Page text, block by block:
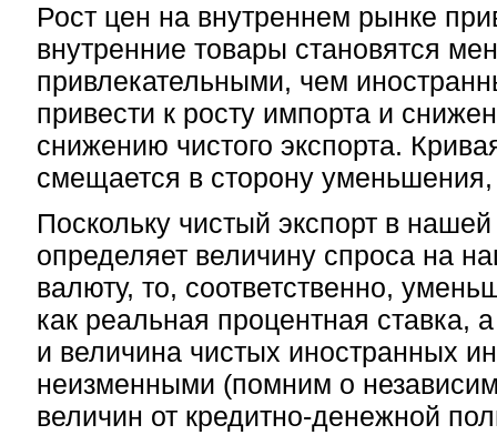
Рост цен на внутреннем рынке
внутренние товары становятся
привлекательными, чем
привести к росту импорта и
снижению чистого экспорта.
смещается в сторону уменьшения,
Поскольку чистый экспорт в
определяет величину спроса на
валюту, то, соответственно,
как реальная процентная ставка,
и величина чистых иностранных
неизменными (помним о
величин от кредитно-денежной